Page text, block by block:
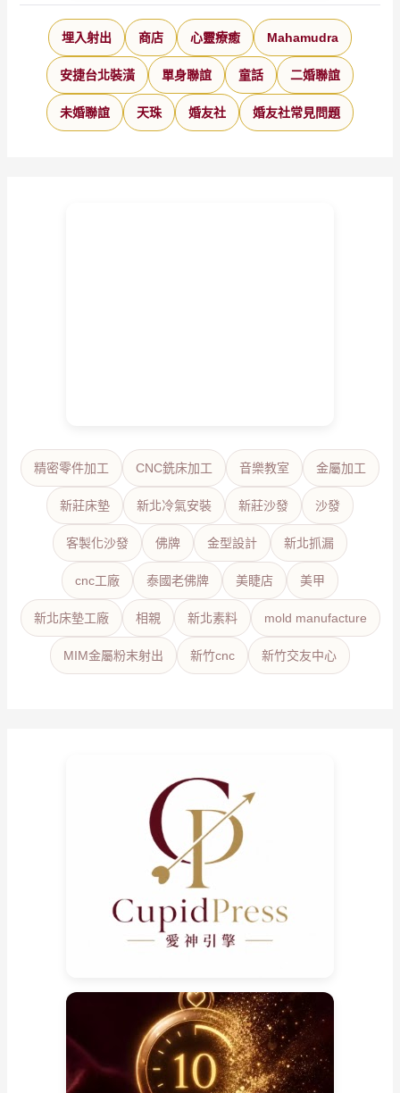
埋入射出 商店 心靈療癒 Mahamudra
安捷台北裝潢 單身聯誼 童話 二婚聯誼
未婚聯誼 天珠 婚友社 婚友社常見問題
精密零件加工 CNC銑床加工 音樂教室 金屬加工
新莊床墊 新北冷氣安裝 新莊沙發 沙發
客製化沙發 佛牌 金型設計 新北抓漏
cnc工廠 泰國老佛牌 美睫店 美甲
新北床墊工廠 相親 新北素料 mold manufacture
MIM金屬粉末射出 新竹cnc 新竹交友中心